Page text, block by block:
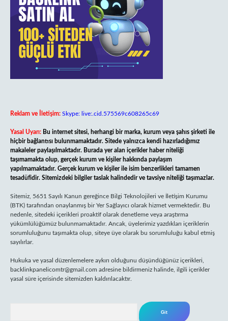
Reklam ve İletişim: Skype: live:.cid.575569c608265c69
Yasal Uyarı: Bu internet sitesi, herhangi bir marka, kurum veya şahıs şirketi ile
hiçbir bağlantısı bulunmamaktadır. Sitede yalnızca kendi hazırladığımız
makaleler paylaşılmaktadır. Burada yer alan içerikler haber niteliği
taşımamakta olup, gerçek kurum ve kişiler hakkında paylaşım
yapılmamaktadır. Gerçek kurum ve kişiler ile isim benzerlikleri tamamen
tesadüfidir. Sitemizdeki bilgiler taslak halindedir ve tavsiye niteliği taşımazlar.
Sitemiz, 5651 Sayılı Kanun gereğince Bilgi Teknolojileri ve İletişim Kurumu
(BTK) tarafından onaylanmış bir Yer Sağlayıcı olarak hizmet vermektedir. Bu
nedenle, sitedeki içerikleri proaktif olarak denetleme veya araştırma
yükümlülüğümüz bulunmamaktadır. Ancak, üyelerimiz yazdıkları içeriklerin
sorumluluğunu taşımakta olup, siteye üye olarak bu sorumluluğu kabul etmiş
sayılırlar.
Hukuka ve yasal düzenlemelere aykırı olduğunu düşündüğünüz içerikleri,
backlinkpanelicomtr@gmail.com adresine bildirmeniz halinde, ilgili içerikler
yasal süre içerisinde sitemizden kaldırılacaktır.